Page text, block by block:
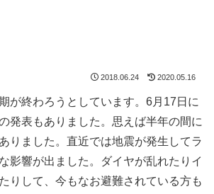
2018.06.24 2020.05.16
が終わろうとしています。6月17日に
発表もありました。思えば半年の間に
りました。直近では地震が発生してラ
影響が出ました。ダイヤが乱れたりイ
りして、今もなお避難されている方も